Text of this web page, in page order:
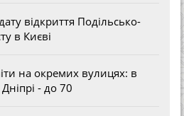
відкриття Подільсько-
в Києві
на окремих вулицях: в
- до 70